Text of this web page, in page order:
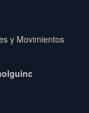
y Movimientos